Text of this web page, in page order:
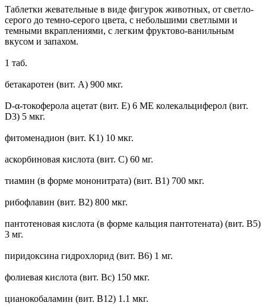
Таблетки жевательные в виде фигурок животных, от светло-
серого до темно-серого цвета, с небольшими светлыми и
темными вкраплениями, с легким фруктово-ванильным
вкусом и запахом.
1 таб.
бетакаротен (вит. А) 900 мкг.
D-α-токоферола ацетат (вит. Е) 6 МЕ колекальциферол (вит.
D3) 5 мкг.
фитоменадион (вит. K1) 10 мкг.
аскорбиновая кислота (вит. С) 60 мг.
тиамин (в форме мононитрата) (вит. В1) 700 мкг.
рибофлавин (вит. B2) 800 мкг.
пантотеновая кислота (в форме кальция пантотената) (вит. В5)
3 мг.
пиридоксина гидрохлорид (вит. B6) 1 мг.
фолиевая кислота (вит. Bc) 150 мкг.
цианокобаламин (вит. B12) 1.1 мкг.